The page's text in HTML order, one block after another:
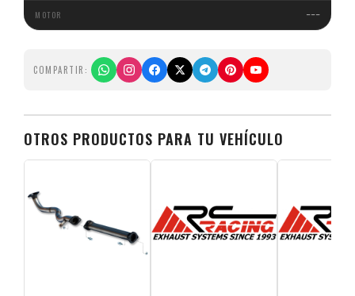
---
COMPARTIR:
OTROS PRODUCTOS PARA TU VEHÍCULO